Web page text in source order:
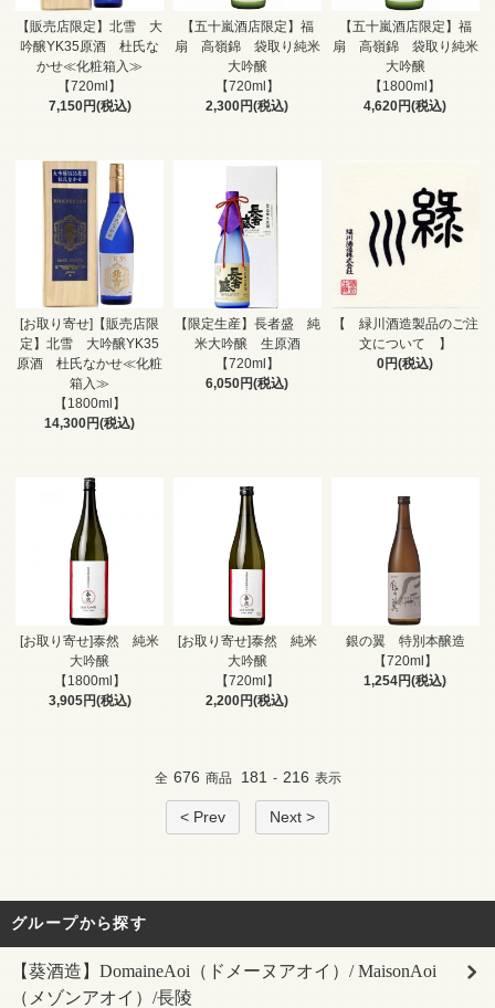
【販売店限定】北雪 大
吟醸YK35原酒 杜氏な
かせ≪化粧箱入≫
【720ml】
7,150円(税込)
【五十嵐酒店限定】福
扇 高嶺錦 袋取り純米
大吟醸
【720ml】
2,300円(税込)
【五十嵐酒店限定】福
扇 高嶺錦 袋取り純米
大吟醸
【1800ml】
4,620円(税込)
[お取り寄せ]【販売店限
定】北雪 大吟醸YK35
原酒 杜氏なかせ≪化粧
箱入≫
【1800ml】
14,300円(税込)
【限定生産】長者盛 純
米大吟醸 生原酒
【720ml】
6,050円(税込)
【 緑川酒造製品のご注
文について 】
0円(税込)
[お取り寄せ]泰然 純米
大吟醸
【1800ml】
3,905円(税込)
[お取り寄せ]泰然 純米
大吟醸
【720ml】
2,200円(税込)
銀の翼 特別本醸造
【720ml】
1,254円(税込)
全 676 商品 181 - 216 表示
< Prev Next >
グループから探す
【葵酒造】DomaineAoi（ドメーヌアオイ）/ MaisonAoi
（メゾンアオイ）/長陵